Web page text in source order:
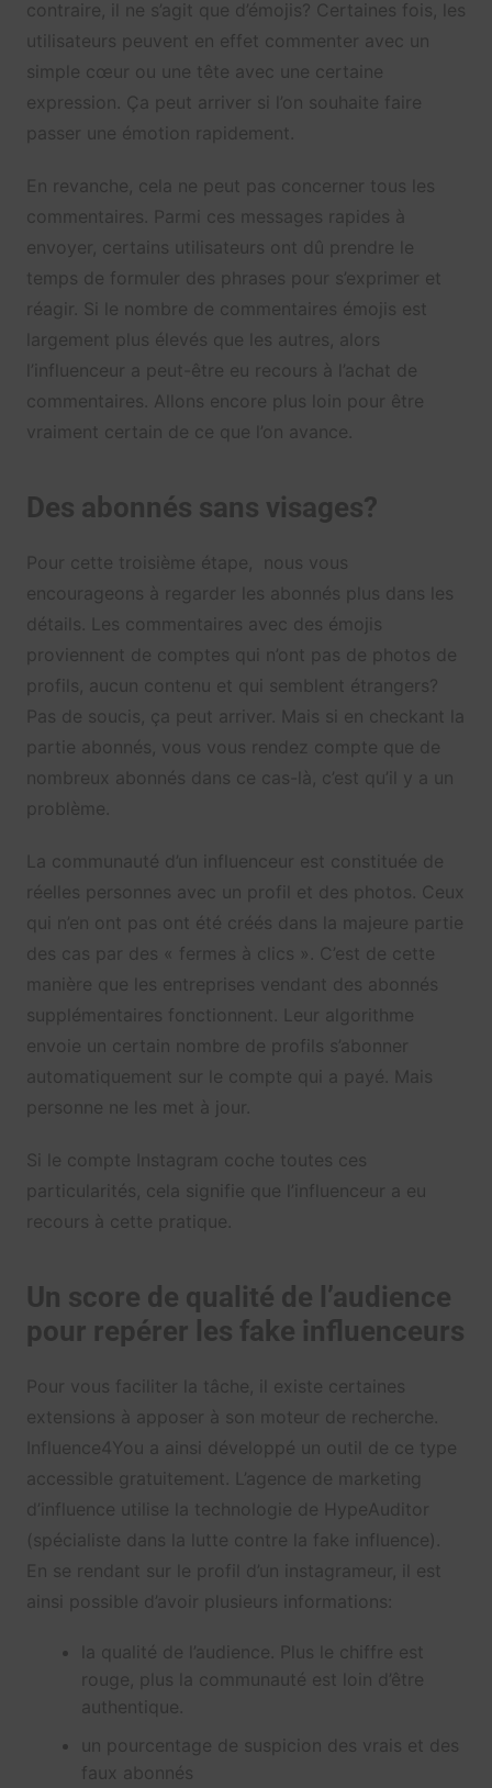
contraire, il ne s’agit que d’émojis? Certaines fois, les
utilisateurs peuvent en effet commenter avec un
simple cœur ou une tête avec une certaine
expression. Ça peut arriver si l’on souhaite faire
passer une émotion rapidement.
En revanche, cela ne peut pas concerner tous les
commentaires. Parmi ces messages rapides à
envoyer, certains utilisateurs ont dû prendre le
temps de formuler des phrases pour s’exprimer et
réagir. Si le nombre de commentaires émojis est
largement plus élevés que les autres, alors
l’influenceur a peut-être eu recours à l’achat de
commentaires. Allons encore plus loin pour être
vraiment certain de ce que l’on avance.
Des abonnés sans visages?
Pour cette troisième étape, nous vous
encourageons à regarder les abonnés plus dans les
détails. Les commentaires avec des émojis
proviennent de comptes qui n’ont pas de photos de
profils, aucun contenu et qui semblent étrangers?
Pas de soucis, ça peut arriver. Mais si en checkant la
partie abonnés, vous vous rendez compte que de
nombreux abonnés dans ce cas-là, c’est qu’il y a un
problème.
La communauté d’un influenceur est constituée de
réelles personnes avec un profil et des photos. Ceux
qui n’en ont pas ont été créés dans la majeure partie
des cas par des « fermes à clics ». C’est de cette
manière que les entreprises vendant des abonnés
supplémentaires fonctionnent. Leur algorithme
envoie un certain nombre de profils s’abonner
automatiquement sur le compte qui a payé. Mais
personne ne les met à jour.
Si le compte Instagram coche toutes ces
particularités, cela signifie que l’influenceur a eu
recours à cette pratique.
Un score de qualité de l’audience
pour repérer les fake influenceurs
Pour vous faciliter la tâche, il existe certaines
extensions à apposer à son moteur de recherche.
Influence4You a ainsi développé un outil de ce type
accessible gratuitement. L’agence de marketing
d’influence utilise la technologie de HypeAuditor
(spécialiste dans la lutte contre la fake influence).
En se rendant sur le profil d’un instagrameur, il est
ainsi possible d’avoir plusieurs informations:
la qualité de l’audience. Plus le chiffre est
rouge, plus la communauté est loin d’être
authentique.
un pourcentage de suspicion des vrais et des
faux abonnés